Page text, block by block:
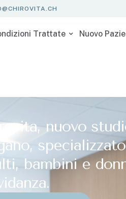
Trattate Nuovo
nuovo
bambini e